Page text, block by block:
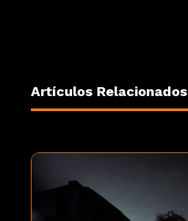
Artículos Relacionados